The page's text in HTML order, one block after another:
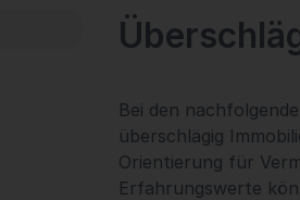
Bei den
überschlägig
Orientierung für
Erfahrungswerte